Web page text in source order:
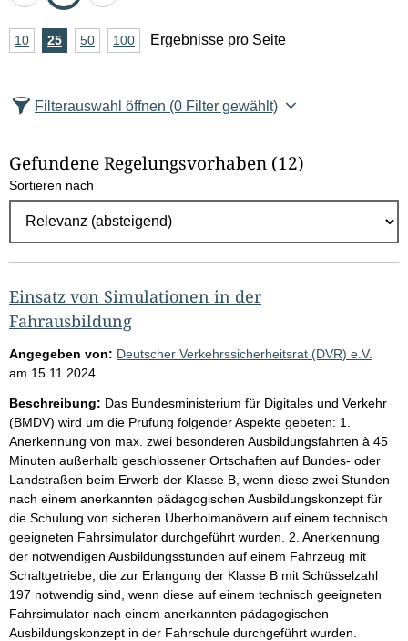
zurück
vor
A
z
l
E
g
e
b
n
i
s
s
e
p
r
o
S
e
i
t
e
10Ergebnisse
25Ergebnisse
50Ergebnisse
100Ergebnisse
Ergebnisse pro Seite
Filterauswahl öffnen (0 Filter gewählt)
Gefundene Regelungsvorhaben (12)
Sortieren nach
Einsatz von Simulationen in der
Fahrausbildung
Angegeben von: Deutscher Verkehrssicherheitsrat (DVR) e.V.
am 15.11.2024
Beschreibung: Das Bundesministerium für Digitales und Verkehr
(BMDV) wird um die Prüfung folgender Aspekte gebeten: 1.
Anerkennung von max. zwei besonderen Ausbildungsfahrten à 45
Minuten außerhalb geschlossener Ortschaften auf Bundes- oder
Landstraßen beim Erwerb der Klasse B, wenn diese zwei Stunden
nach einem anerkannten pädagogischen Ausbildungskonzept für
die Schulung von sicheren Überholmanövern auf einem technisch
geeigneten Fahrsimulator durchgeführt wurden. 2. Anerkennung
der notwendigen Ausbildungsstunden auf einem Fahrzeug mit
Schaltgetriebe, die zur Erlangung der Klasse B mit Schüsselzahl
197 notwendig sind, wenn diese auf einem technisch geeigneten
Fahrsimulator nach einem anerkannten pädagogischen
Ausbildungskonzept in der Fahrschule durchgeführt wurden.